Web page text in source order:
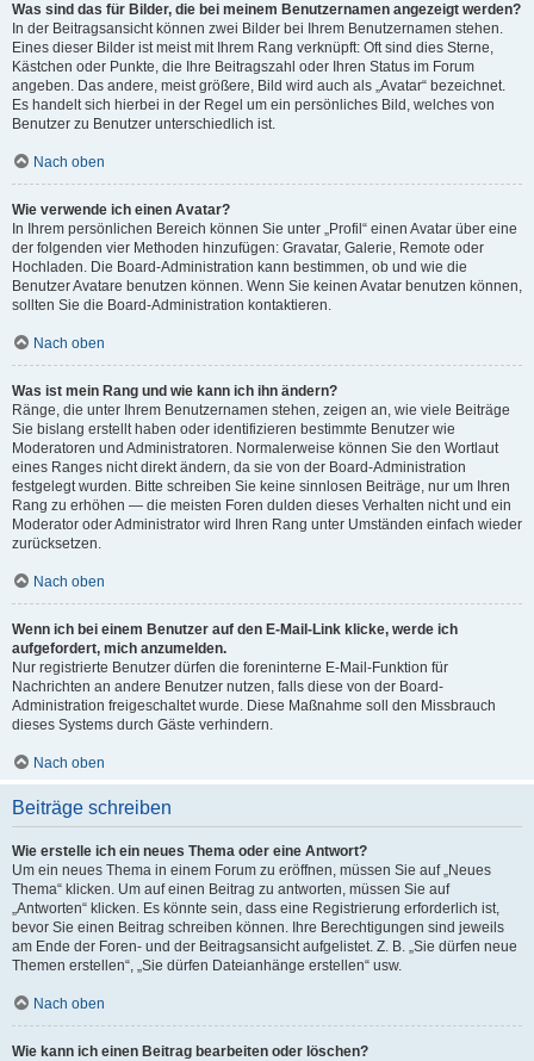
Was sind das für Bilder, die bei meinem Benutzernamen angezeigt werden?
In der Beitragsansicht können zwei Bilder bei Ihrem Benutzernamen stehen.
Eines dieser Bilder ist meist mit Ihrem Rang verknüpft: Oft sind dies Sterne,
Kästchen oder Punkte, die Ihre Beitragszahl oder Ihren Status im Forum
angeben. Das andere, meist größere, Bild wird auch als „Avatar“ bezeichnet.
Es handelt sich hierbei in der Regel um ein persönliches Bild, welches von
Benutzer zu Benutzer unterschiedlich ist.
Nach oben
Wie verwende ich einen Avatar?
In Ihrem persönlichen Bereich können Sie unter „Profil“ einen Avatar über eine
der folgenden vier Methoden hinzufügen: Gravatar, Galerie, Remote oder
Hochladen. Die Board-Administration kann bestimmen, ob und wie die
Benutzer Avatare benutzen können. Wenn Sie keinen Avatar benutzen können,
sollten Sie die Board-Administration kontaktieren.
Nach oben
Was ist mein Rang und wie kann ich ihn ändern?
Ränge, die unter Ihrem Benutzernamen stehen, zeigen an, wie viele Beiträge
Sie bislang erstellt haben oder identifizieren bestimmte Benutzer wie
Moderatoren und Administratoren. Normalerweise können Sie den Wortlaut
eines Ranges nicht direkt ändern, da sie von der Board-Administration
festgelegt wurden. Bitte schreiben Sie keine sinnlosen Beiträge, nur um Ihren
Rang zu erhöhen — die meisten Foren dulden dieses Verhalten nicht und ein
Moderator oder Administrator wird Ihren Rang unter Umständen einfach wieder
zurücksetzen.
Nach oben
Wenn ich bei einem Benutzer auf den E-Mail-Link klicke, werde ich
aufgefordert, mich anzumelden.
Nur registrierte Benutzer dürfen die foreninterne E-Mail-Funktion für
Nachrichten an andere Benutzer nutzen, falls diese von der Board-
Administration freigeschaltet wurde. Diese Maßnahme soll den Missbrauch
dieses Systems durch Gäste verhindern.
Nach oben
Beiträge schreiben
Wie erstelle ich ein neues Thema oder eine Antwort?
Um ein neues Thema in einem Forum zu eröffnen, müssen Sie auf „Neues
Thema“ klicken. Um auf einen Beitrag zu antworten, müssen Sie auf
„Antworten“ klicken. Es könnte sein, dass eine Registrierung erforderlich ist,
bevor Sie einen Beitrag schreiben können. Ihre Berechtigungen sind jeweils
am Ende der Foren- und der Beitragsansicht aufgelistet. Z. B. „Sie dürfen neue
Themen erstellen“, „Sie dürfen Dateianhänge erstellen“ usw.
Nach oben
Wie kann ich einen Beitrag bearbeiten oder löschen?